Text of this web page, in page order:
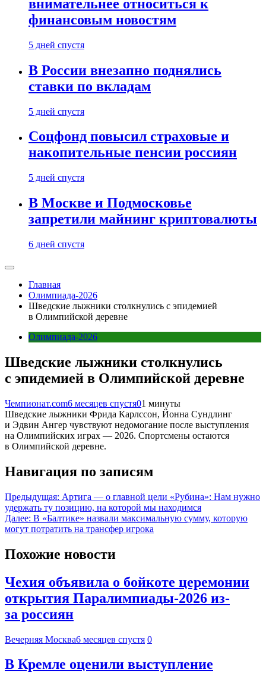
внимательнее относиться к
финансовым новостям
5 дней спустя
В России внезапно поднялись
ставки по вкладам
5 дней спустя
Соцфонд повысил страховые и
накопительные пенсии россиян
5 дней спустя
В Москве и Подмосковье
запретили майнинг криптовалюты
6 дней спустя
Главная
Олимпиада-2026
Шведские лыжники столкнулись с эпидемией
в Олимпийской деревне
Олимпиада-2026
Шведские лыжники столкнулись
с эпидемией в Олимпийской деревне
Чемпионат.com6 месяцев спустя01 минуты
Шведские лыжники Фрида Карлссон, Йонна Сундлинг
и Эдвин Ангер чувствуют недомогание после выступления
на Олимпийских играх — 2026. Спортсмены остаются
в Олимпийской деревне.
Навигация по записям
Предыдущая: Артига — о главной цели «Рубина»: Нам нужно
удержать ту позицию, на которой мы находимся
Далее: В «Балтике» назвали максимальную сумму, которую
могут потратить на трансфер игрока
Похожие новости
Чехия объявила о бойкоте церемонии
открытия Паралимпиады-2026 из-
за россиян
Вечерняя Москва6 месяцев спустя 0
В Кремле оценили выступление